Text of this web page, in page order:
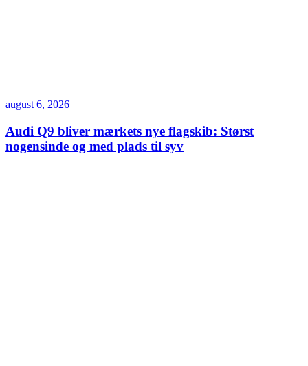
august 6, 2026
Audi Q9 bliver mærkets nye flagskib: Størst
nogensinde og med plads til syv